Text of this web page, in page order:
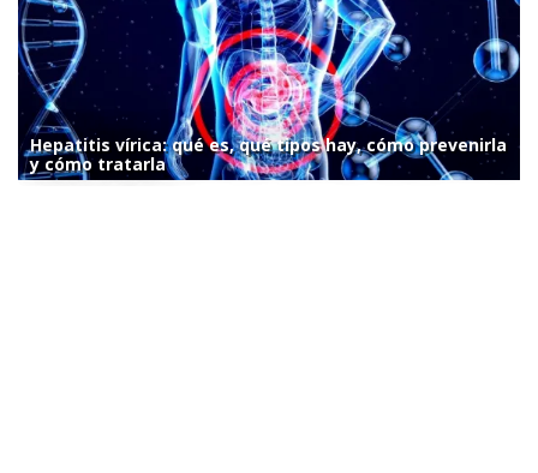
Hepatitis vírica: qué es, qué tipos hay, cómo prevenirla
y cómo tratarla